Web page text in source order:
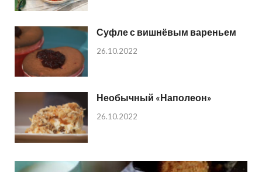
Суфле с вишнёвым вареньем
26.10.2022
Необычный «Наполеон»
26.10.2022